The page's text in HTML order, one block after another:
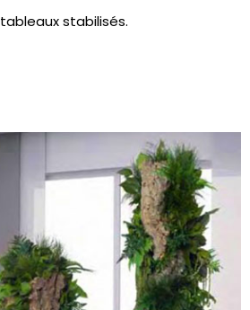
tableaux stabilisés.